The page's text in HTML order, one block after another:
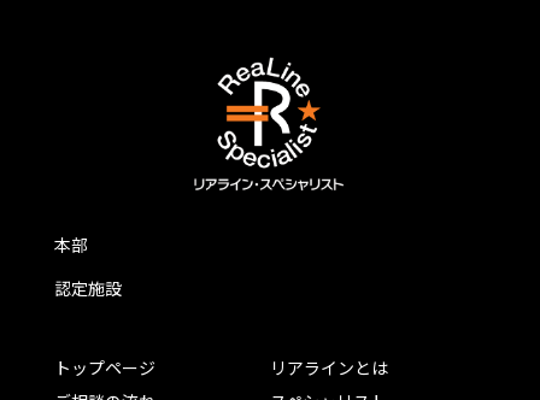
本部
認定施設
トップページ
リアラインとは